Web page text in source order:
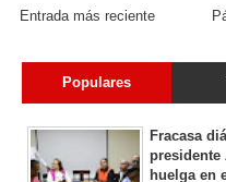
Entrada más reciente
Populares
Fracasa
presidente
huelga en